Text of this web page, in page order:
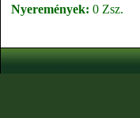
Nyeremények: 0 Zsz.